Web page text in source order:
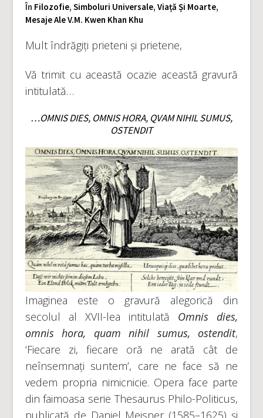
În Filozofie, Simboluri Universale, Viață Și Moarte,
Mesaje Ale V.M. Kwen Khan Khu
Mult îndrăgiți prieteni și prietene,
Vă trimit cu această ocazie această gravură
intitulată…
…OMNIS DIES, OMNIS HORA, QVAM NIHIL SUMUS,
OSTENDIT
Imaginea este o gravură alegorică din
secolul al XVII-lea intitulată Omnis dies,
omnis hora, quam nihil sumus, ostendit,
‘Fiecare zi, fiecare oră ne arată cât de
neînsemnați suntem’, care ne face să ne
vedem propria nimicnicie. Opera face parte
din faimoasa serie Thesaurus Philo-Politicus,
publicată de Daniel Meisner (1585–1625) și